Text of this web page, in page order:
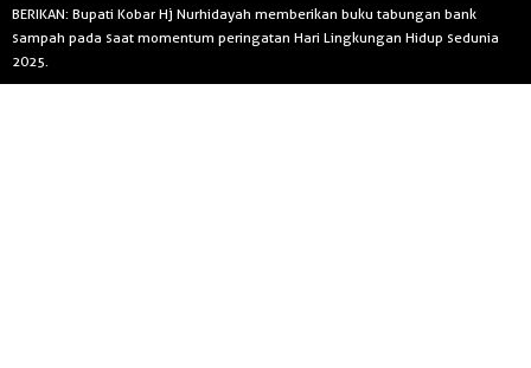
BERIKAN: Bupati Kobar Hj Nurhidayah memberikan buku tabungan bank
sampah pada saat momentum peringatan Hari Lingkungan Hidup sedunia
2025.